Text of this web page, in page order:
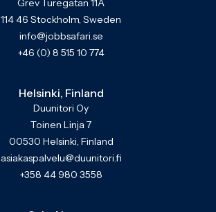
Grev Turegatan 11A
114 46 Stockholm, Sweden
info@jobbsafari.se
+46 (0) 8 515 10 774
Helsinki, Finland
Duunitori Oy
Toinen Linja 7
00530 Helsinki, Finland
asiakaspalvelu@duunitori.fi
+358 44 980 3558